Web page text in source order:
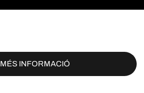
MÉS INFORMACIÓ